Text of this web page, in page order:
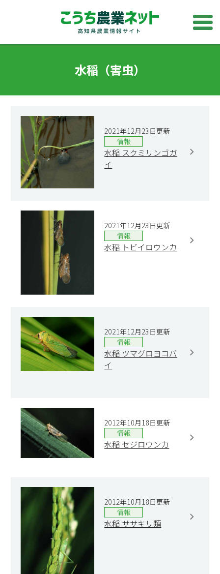
水稲（害虫）
2021年12月23日更新
情報
水稲 スクミリンゴガ
イ
2021年12月23日更新
情報
水稲 トビイロウンカ
2021年12月23日更新
情報
水稲 ツマグロヨコバ
イ
2012年10月18日更新
情報
水稲 セジロウンカ
2012年10月18日更新
情報
水稲 ササキリ類